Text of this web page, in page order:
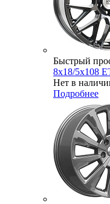
Быстрый
8x18/5x108
Нет в
Подробнее